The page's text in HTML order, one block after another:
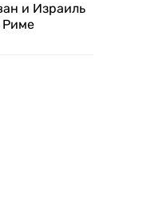
и Израиль
Риме